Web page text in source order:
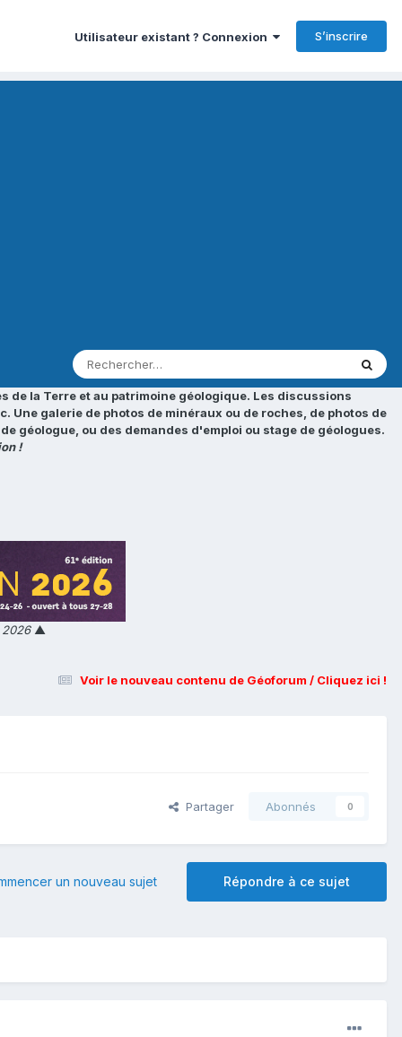
Utilisateur existant ? Connexion S’inscrire
de la Terre et au patrimoine géologique. Les discussions
galerie de photos de minéraux ou de roches, de photos de
géologue, ou des demandes d'emploi ou stage de géologues.
!
▲
Voir le nouveau contenu de Géoforum / Cliquez ici !
Partager Abonnés 0
Répondre à ce sujet
un nouveau sujet